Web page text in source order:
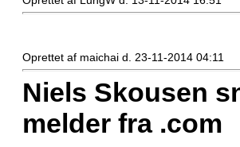
Oprettet af maichai d. 23-11-2014 04:11
Niels Skousen
melder fra .com